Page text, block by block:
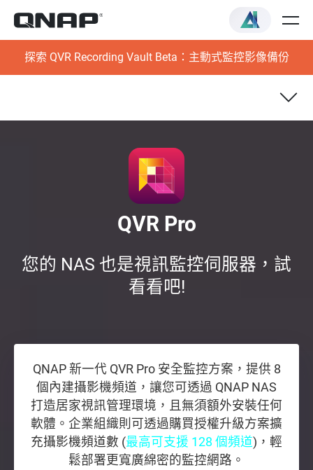
探索 QVR Recording Vault Beta：主動式監控影像備份
QVR Pro 開發夥伴專區
QVR Smart 錄影事件搜尋
QVR Center
QVR Pro
您的 NAS 也是視訊監控伺服器，試
看看吧!
QNAP 新一代 QVR Pro 安全監控方案，提供 8
個內建攝影機頻道，讓您可透過 QNAP NAS
打造居家視訊管理環境，且無須額外安裝任何
軟體。企業組織則可透過購買授權升級方案擴
充攝影機頻道數 (最高可支援 128 個頻道)，輕
鬆部署更寬廣綿密的監控網路。